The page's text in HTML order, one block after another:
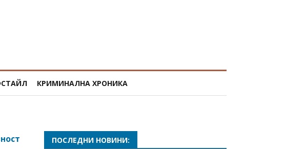
КРИМИНАЛНА ХРОНИКА
ПОСЛЕДНИ НОВИНИ: